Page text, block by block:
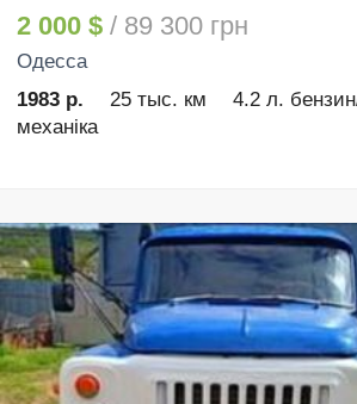
2 000 $ / 89 300 грн
Одесса
1983 р.
25 тыс. км 4.2 л.
механіка